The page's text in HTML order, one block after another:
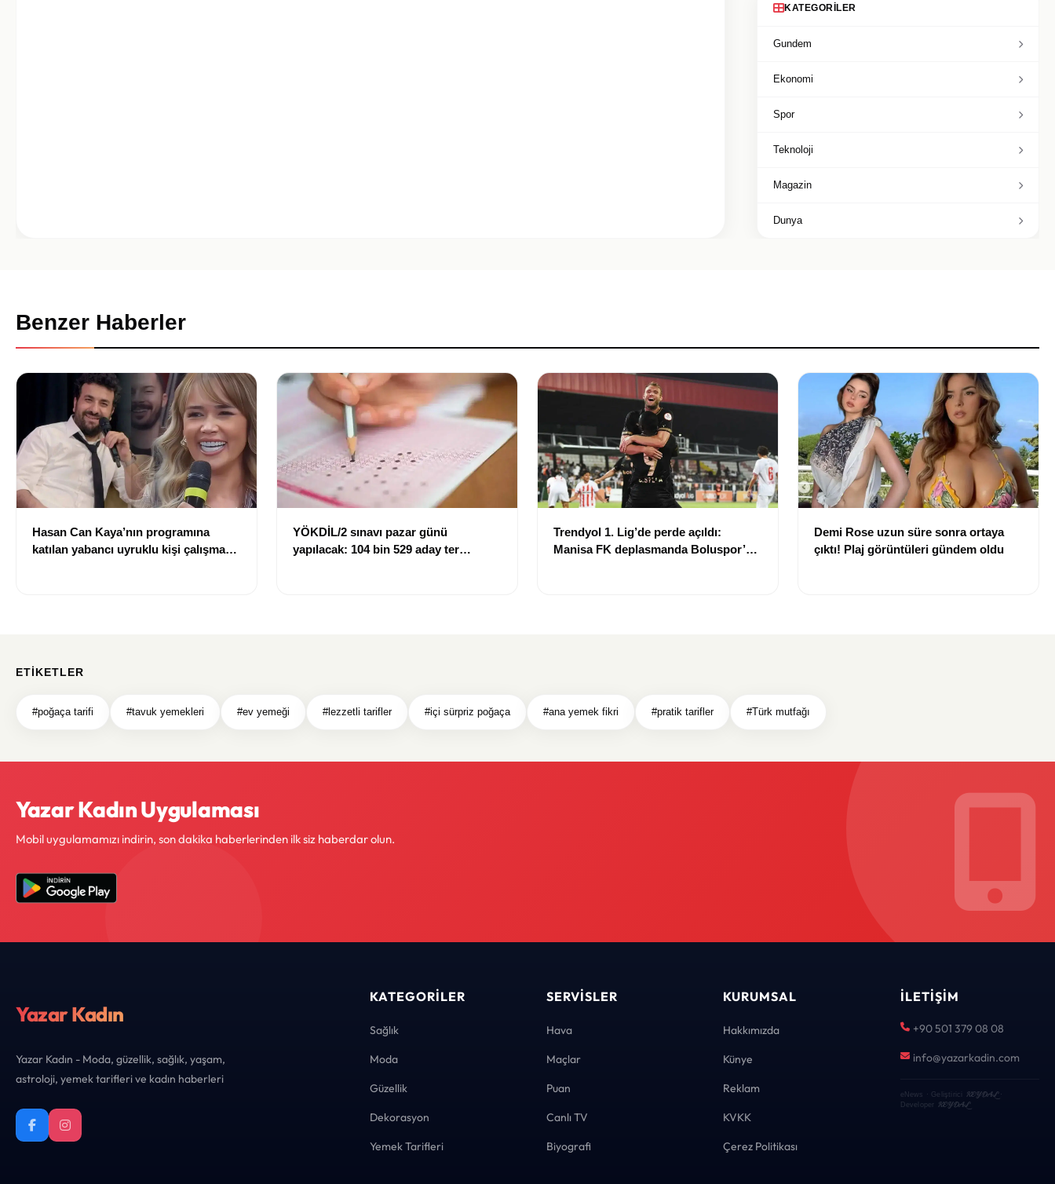
KATEGORILER
Gundem
Ekonomi
Spor
Teknoloji
Magazin
Dunya
Benzer Haberler
Hasan Can Kaya’nın programına
katılan yabancı uyruklu kişi çalışma
YÖKDİL/2 sınavı pazar günü
yapılacak: 104 bin 529 aday ter
Trendyol 1. Lig’de perde açıldı:
Manisa FK deplasmanda Boluspor’u
Demi Rose uzun süre sonra ortaya
çıktı! Plaj görüntüleri gündem oldu
ETIKETLER
#poğaça tarifi #tavuk yemekleri #ev yemeği #lezzetli tarifler #içi sürpriz poğaça #ana yemek fikri #pratik tarifler #Türk mutfağı
Yazar Kadın Uygulaması
Mobil uygulamamızı indirin, son dakika haberlerinden ilk siz haberdar olun.
Yazar Kadın
Yazar Kadın - Moda, güzellik, sağlık, yaşam,
astroloji, yemek tarifleri ve kadın haberleri
KATEGORILER
Sağlık
Moda
Güzellik
Dekorasyon
Yemek Tarifleri
SERVISLER
Hava
Maçlar
Puan
Canlı TV
Biyografi
KURUMSAL
Hakkımızda
Künye
Reklam
KVKK
Çerez Politikası
İLETIŞIM
+90 501 379 08 08
info@yazarkadin.com
eNews · Geliştirici KEYDAL·
Developer KEYDAL